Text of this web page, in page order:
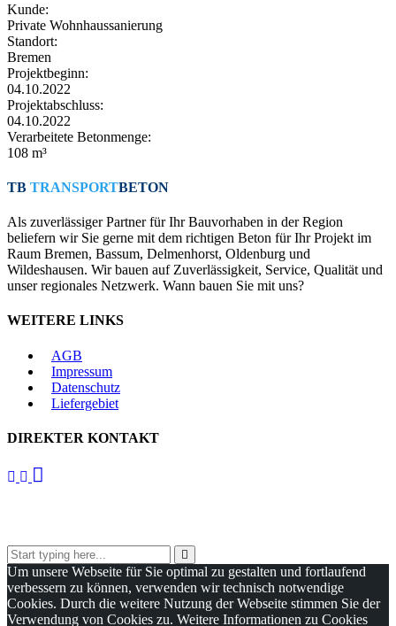
Kunde:
Private Wohnhaussanierung
Standort:
Bremen
Projektbeginn:
04.10.2022
Projektabschluss:
04.10.2022
Verarbeitete Betonmenge:
108 m³
TB TRANSPORTBETON
Als zuverlässiger Partner für Ihr Bauvorhaben in der Region
beliefern wir Sie gerne mit dem richtigen Beton für Ihr Projekt im
Raum Bremen, Bassum, Delmenhorst, Oldenburg und
Wildeshausen. Wir bauen auf Zuverlässigkeit, Service, Qualität und
unser regionales Netzwerk. Wann bauen Sie mit uns?
WEITERE LINKS
AGB
Impressum
Datenschutz
Liefergebiet
DIREKTER KONTAKT
Um unsere Webseite für Sie optimal zu gestalten und fortlaufend
verbessern zu können, verwenden wir technisch notwendige
Cookies. Durch die weitere Nutzung der Webseite stimmen Sie der
Verwendung von Cookies zu. Weitere Informationen zu Cookies